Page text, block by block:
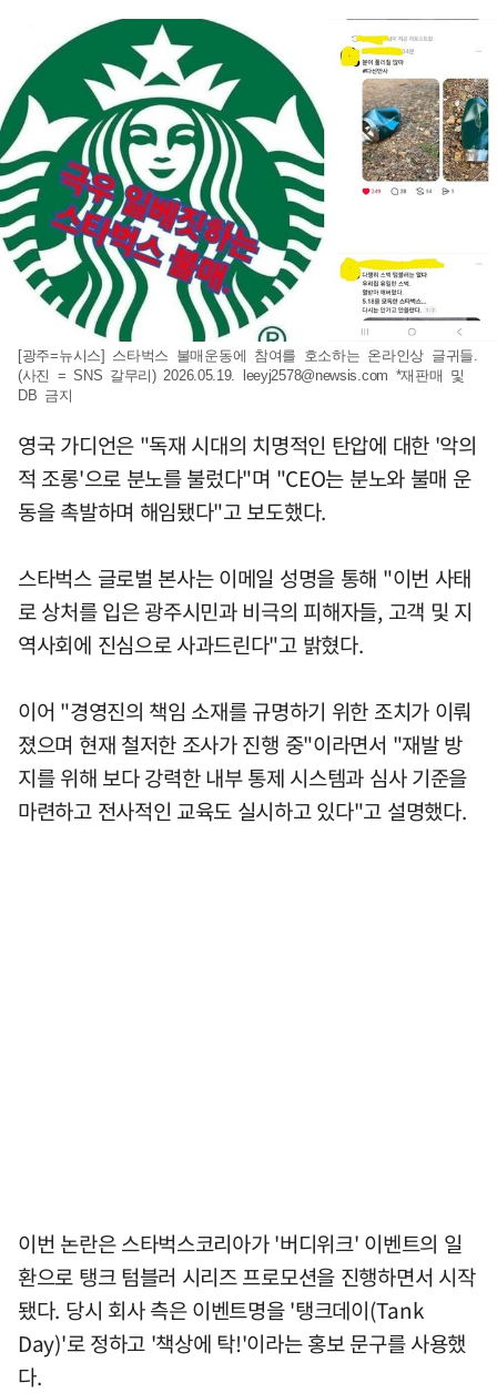
[광주=뉴시스] 스타벅스 불매운동에 참여를 호소하는 온라인상 글귀들.
(사진 = SNS 갈무리) 2026.05.19. leeyj2578@newsis.com *재판매 및
DB 금지
영국 가디언은 "독재 시대의 치명적인 탄압에 대한 '악의
적 조롱'으로 분노를 불렀다"며 "CEO는 분노와 불매 운
동을 촉발하며 해임됐다"고 보도했다.
스타벅스 글로벌 본사는 이메일 성명을 통해 "이번 사태
로 상처를 입은 광주시민과 비극의 피해자들, 고객 및 지
역사회에 진심으로 사과드린다"고 밝혔다.
이어 "경영진의 책임 소재를 규명하기 위한 조치가 이뤄
졌으며 현재 철저한 조사가 진행 중"이라면서 "재발 방
지를 위해 보다 강력한 내부 통제 시스템과 심사 기준을
마련하고 전사적인 교육도 실시하고 있다"고 설명했다.
이번 논란은 스타벅스코리아가 '버디위크' 이벤트의 일
환으로 탱크 텀블러 시리즈 프로모션을 진행하면서 시작
됐다. 당시 회사 측은 이벤트명을 '탱크데이(Tank
Day)'로 정하고 '책상에 탁!'이라는 홍보 문구를 사용했
다.